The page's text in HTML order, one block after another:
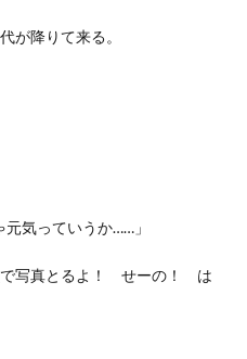
が降りて来る。
気っていうか……」
写真とるよ！ せーの！ は